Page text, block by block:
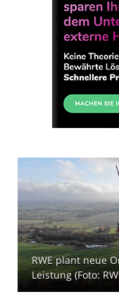
RWE plant neue
Leistung (Foto: